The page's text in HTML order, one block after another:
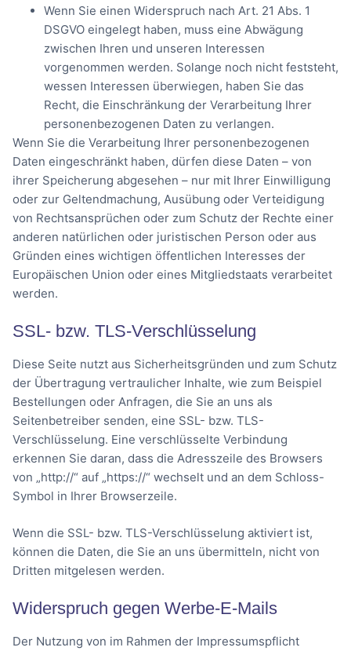
Wenn Sie einen Widerspruch nach Art. 21 Abs. 1
DSGVO eingelegt haben, muss eine Abwägung
zwischen Ihren und unseren Interessen
vorgenommen werden. Solange noch nicht feststeht,
wessen Interessen überwiegen, haben Sie das
Recht, die Einschränkung der Verarbeitung Ihrer
personenbezogenen Daten zu verlangen.
Wenn Sie die Verarbeitung Ihrer personenbezogenen
Daten eingeschränkt haben, dürfen diese Daten – von
ihrer Speicherung abgesehen – nur mit Ihrer Einwilligung
oder zur Geltendmachung, Ausübung oder Verteidigung
von Rechtsansprüchen oder zum Schutz der Rechte einer
anderen natürlichen oder juristischen Person oder aus
Gründen eines wichtigen öffentlichen Interesses der
Europäischen Union oder eines Mitgliedstaats verarbeitet
werden.
SSL- bzw. TLS-Verschlüsselung
Diese Seite nutzt aus Sicherheitsgründen und zum Schutz
der Übertragung vertraulicher Inhalte, wie zum Beispiel
Bestellungen oder Anfragen, die Sie an uns als
Seitenbetreiber senden, eine SSL- bzw. TLS-
Verschlüsselung. Eine verschlüsselte Verbindung
erkennen Sie daran, dass die Adresszeile des Browsers
von „http://“ auf „https://“ wechselt und an dem Schloss-
Symbol in Ihrer Browserzeile.
Wenn die SSL- bzw. TLS-Verschlüsselung aktiviert ist,
können die Daten, die Sie an uns übermitteln, nicht von
Dritten mitgelesen werden.
Widerspruch gegen Werbe-E-Mails
Der Nutzung von im Rahmen der Impressumspflicht